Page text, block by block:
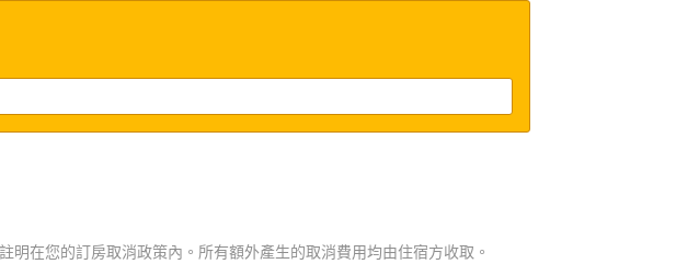
明在您的訂房取消政策內。所有額外產生的取消費用均由住宿方收取。